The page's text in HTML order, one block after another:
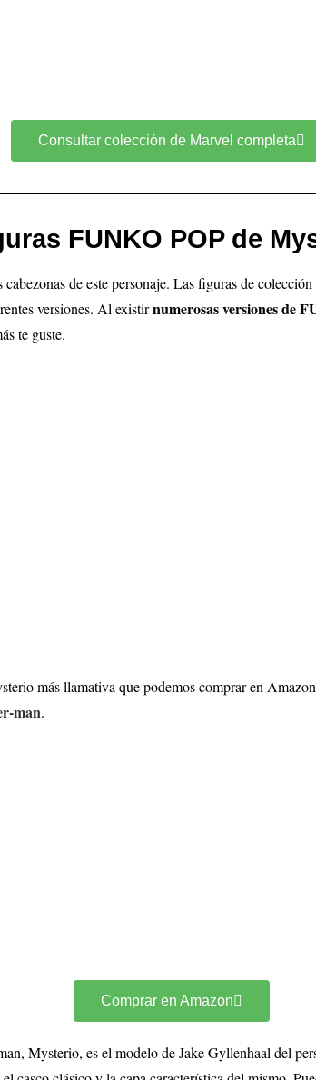
Consultar colección de Marvel completa
FUNKO POP de
de este personaje. Las figuras de
versiones. Al existirnumerosas versiones de
te guste.
más llamativa que podemos comprar en
man.
Comprar en Amazon
Mysterio, es el modelo de Jake Gyllenhaal del